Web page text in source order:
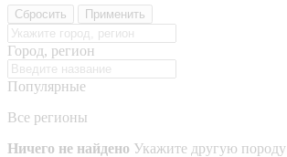
Сбросить Применить
Город, регион
Популярные
Все регионы
Ничего не найдено Укажите другую породу